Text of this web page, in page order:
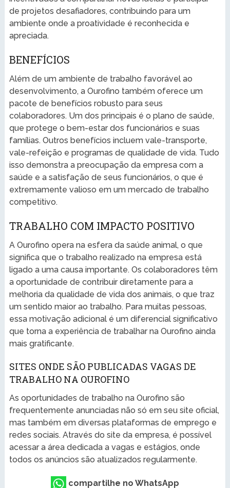
de projetos desafiadores, contribuindo para um
ambiente onde a proatividade é reconhecida e
apreciada.
BENEFÍCIOS
Além de um ambiente de trabalho favorável ao
desenvolvimento, a Ourofino também oferece um
pacote de benefícios robusto para seus
colaboradores. Um dos principais é o plano de saúde,
que protege o bem-estar dos funcionários e suas
famílias. Outros benefícios incluem vale-transporte,
vale-refeição e programas de qualidade de vida. Tudo
isso demonstra a preocupação da empresa com a
saúde e a satisfação de seus funcionários, o que é
extremamente valioso em um mercado de trabalho
competitivo.
TRABALHO COM IMPACTO POSITIVO
A Ourofino opera na esfera da saúde animal, o que
significa que o trabalho realizado na empresa está
ligado a uma causa importante. Os colaboradores têm
a oportunidade de contribuir diretamente para a
melhoria da qualidade de vida dos animais, o que traz
um sentido maior ao trabalho. Para muitas pessoas,
essa motivação adicional é um diferencial significativo
que torna a experiência de trabalhar na Ourofino ainda
mais gratificante.
SITES ONDE SÃO PUBLICADAS VAGAS DE
TRABALHO NA OUROFINO
As oportunidades de trabalho na Ourofino são
frequentemente anunciadas não só em seu site oficial,
mas também em diversas plataformas de emprego e
redes sociais. Através do site da empresa, é possível
acessar a área dedicada a vagas e estágios, onde
todos os anúncios são atualizados regularmente.
compartilhe no WhatsApp